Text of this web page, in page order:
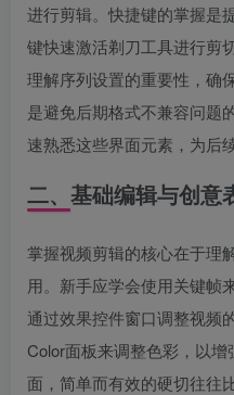
进行剪辑。快捷键的掌握是
键快速激活剃刀工具进行剪
理解序列设置的重要性，确
是避免后期格式不兼容问题
速熟悉这些界面元素，为后
二、基础编辑与创意
掌握视频剪辑的核心在于理
用。新手应学会使用关键帧
通过效果控件窗口调整视频
Color面板来调整色彩，以
面，简单而有效的硬切往往